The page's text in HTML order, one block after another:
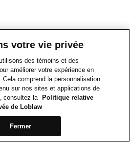
votre vie privée
des témoins et des
améliorer votre expérience en
comprend la personnalisation
sur nos sites et applications de
consultez la
Politique relative
de Loblaw
Fermer